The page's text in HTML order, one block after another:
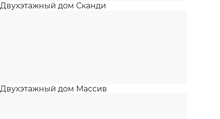
Двухэтажный дом Сканди
Двухэтажный дом Массив